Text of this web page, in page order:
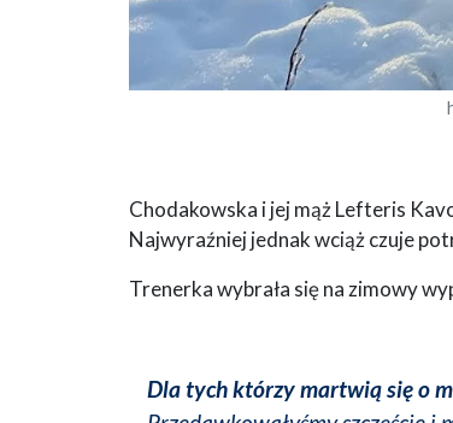
Chodakowska i jej mąż Lefteris
Najwyraźniej jednak wciąż czuje
Trenerka wybrała się na zimowy
Dla tych którzy martwią się o